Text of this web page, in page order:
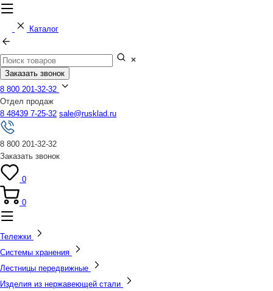
Каталог
Заказать звонок
8 800 201-32-32
Отдел продаж
8 48439 7-25-32 sale@rusklad.ru
8 800 201-32-32
Заказать звонок
0
0
Тележки
Системы хранения
Лестницы передвижные
Изделия из нержавеющей стали